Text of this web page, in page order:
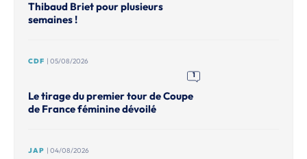
Thibaud Briet pour plusieurs
semaines !
CDF | 05/08/2026
1
Le tirage du premier tour de Coupe
de France féminine dévoilé
JAP | 04/08/2026